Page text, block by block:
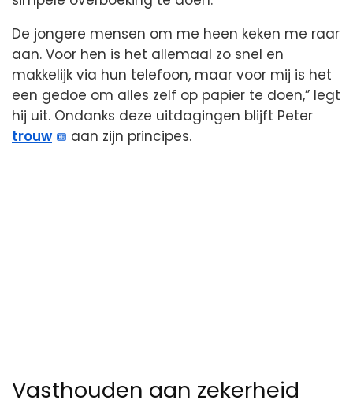
De jongere mensen om me heen keken me raar
aan. Voor hen is het allemaal zo snel en
makkelijk via hun telefoon, maar voor mij is het
een gedoe om alles zelf op papier te doen,” legt
hij uit. Ondanks deze uitdagingen blijft Peter
trouw
aan zijn principes.
Vasthouden aan zekerheid